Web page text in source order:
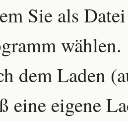
Sie als
wählen.
dem Laden
eine eigene